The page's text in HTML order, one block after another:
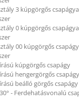
3 kúpgörgős
0 kúpgörgős
00 kúpgörgős
kúpgörgős csapágy
hengergörgős csapágy
beálló görgős csapágy
- Ferdehatásvonalú